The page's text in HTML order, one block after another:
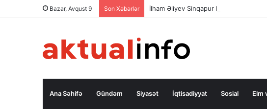
Bazar, Avqust 9 Son Xəbərlər İlham Əliyev Sinqapur Prezidentini
Ana Səhifə Gündəm Siyasət İqtisadiyyat Sosial Elm